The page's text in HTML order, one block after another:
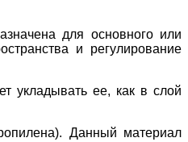
для основного или
и регулирование
укладывать ее, как в слой
Данный материал